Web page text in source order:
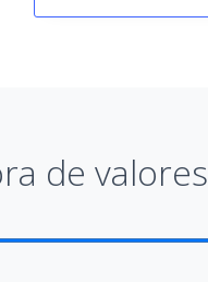
de valores